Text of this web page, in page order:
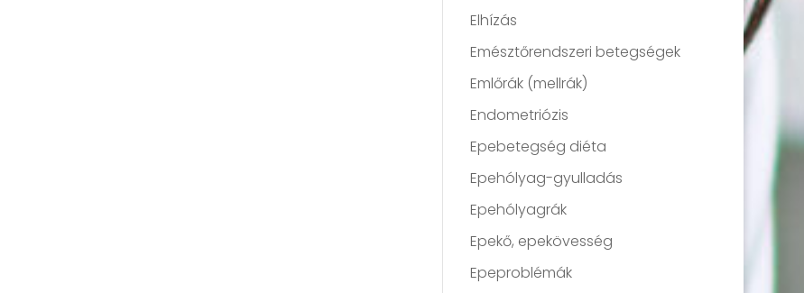
Elhízás
Emésztőrendszeri betegségek
Emlőrák (mellrák)
Endometriózis
Epebetegség diéta
Epehólyag-gyulladás
Epehólyagrák
Epekő, epekövesség
Epeproblémák